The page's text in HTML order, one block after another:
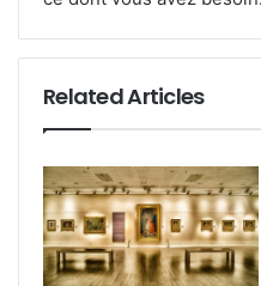
Related Articles